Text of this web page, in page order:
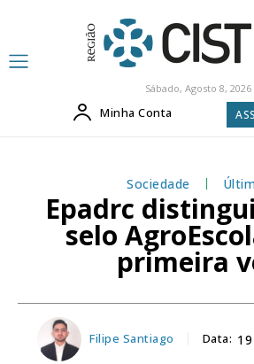
Sábado, Agosto 8, 2026
Minha Conta
Sociedade
Epadrc
selo
primeira
Filipe Santiago Data: